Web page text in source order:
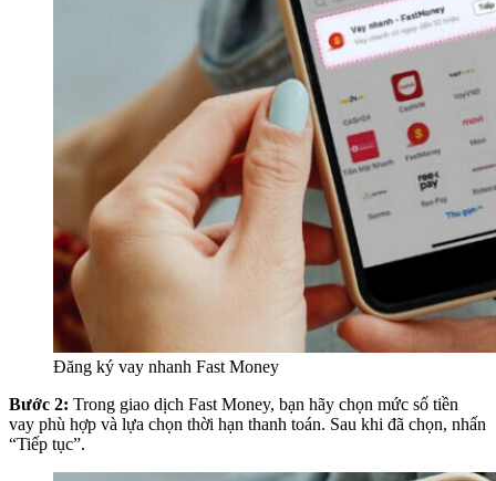
Đăng ký vay nhanh Fast Money
Bước 2: Trong giao dịch Fast Money, bạn hãy chọn mức số tiền
vay phù hợp và lựa chọn thời hạn thanh toán. Sau khi đã chọn, nhấn
“Tiếp tục”.